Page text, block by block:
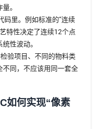
。
码里。例如标准的“连续
特性决定了连续12个点
性波动。
验项目、不同的物料类
不同，不应该用同一套全
如何实现“像素